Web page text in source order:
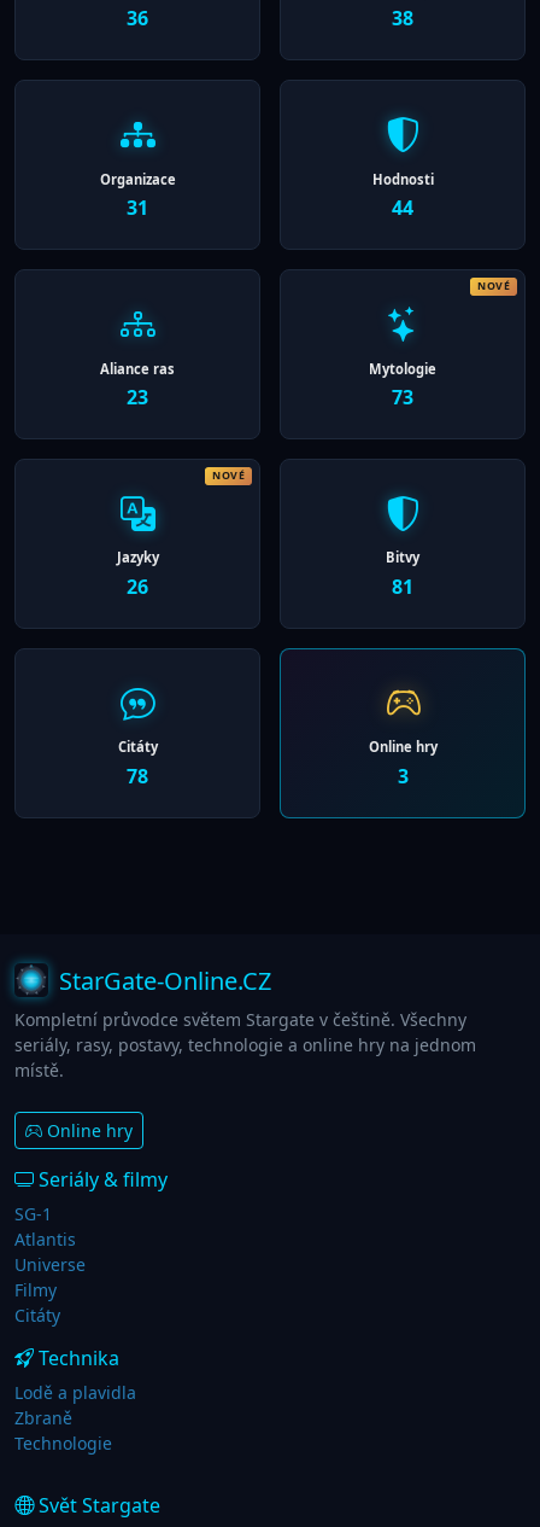
36 38
Organizace
31
Hodnosti
44
Aliance ras
23
Mytologie
73
Jazyky
26
Bitvy
81
Citáty
78
Online hry
3
StarGate-Online.CZ
Kompletní průvodce světem Stargate v češtině. Všechny
seriály, rasy, postavy, technologie a online hry na jednom
místě.
Online hry
Seriály & filmy
SG-1
Atlantis
Universe
Filmy
Citáty
Technika
Lodě a plavidla
Zbraně
Technologie
Svět Stargate